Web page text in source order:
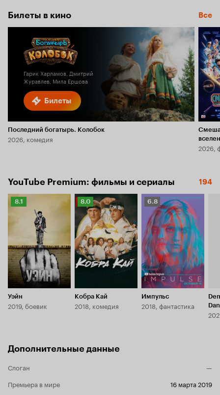
Билеты в кино Все
Билеты
Гарик Харламов, Дмитрий
Журавлев, Мила Ершова
Последний богатырь. Колобок
2026, комедия
2026,
YouTube Premium: фильмы и сериалы 194
Рейтинг
Кинопоиска
8.1
Уэйн
2019, боевик
Рейтинг
Кинопоиска
8.0
8.0
Кобра Кай
2018, комедия
Рейтинг
Кинопоиска
6.8
6.8
Импульс
2018, фантастика
Дополнительные данные
Слоган
—
Премьера в мире
16 марта 2019